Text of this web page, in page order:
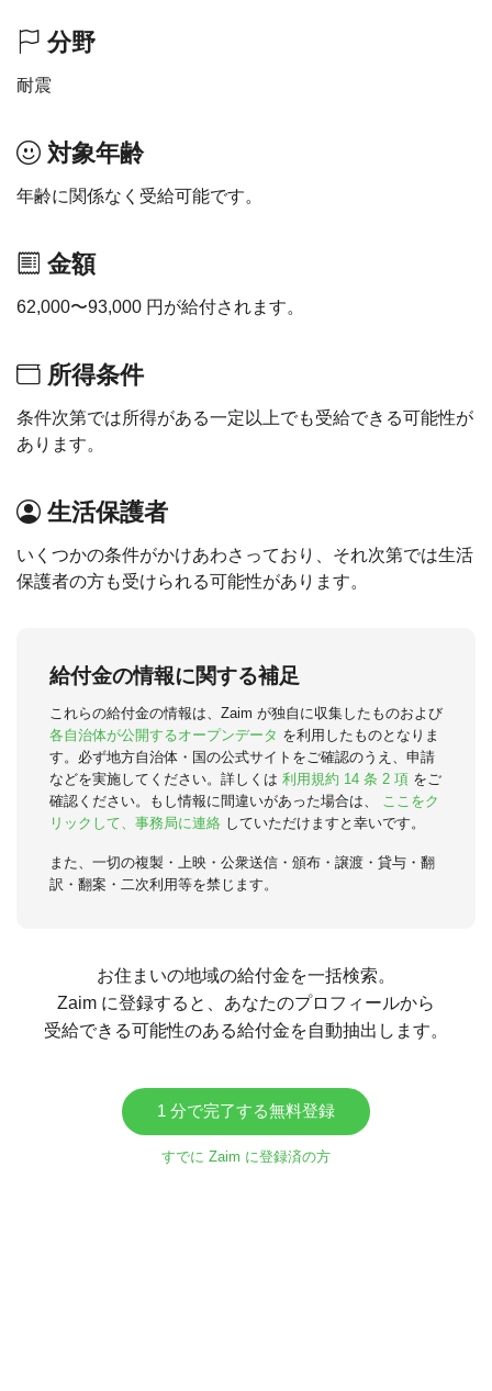
分野
耐震
対象年齢
年齢に関係なく受給可能です。
金額
62,000〜93,000 円が給付されます。
所得条件
条件次第では所得がある一定以上でも受給できる可能性が
あります。
生活保護者
いくつかの条件がかけあわさっており、それ次第では生活
保護者の方も受けられる可能性があります。
給付金の情報に関する補足
これらの給付金の情報は、Zaim が独自に収集したものおよび
各自治体が公開するオープンデータ を利用したものとなりま
す。必ず地方自治体・国の公式サイトをご確認のうえ、申請
などを実施してください。詳しくは 利用規約 14 条 2 項 をご
確認ください。もし情報に間違いがあった場合は、
ここをク
リックして、事務局に連絡 していただけますと幸いです。
また、一切の複製・上映・公衆送信・頒布・譲渡・貸与・翻
訳・翻案・二次利用等を禁じます。
お住まいの地域の給付金を一括検索。
Zaim に登録すると、あなたのプロフィールから
受給できる可能性のある給付金を自動抽出します。
1 分で完了する無料登録
すでに Zaim に登録済の方